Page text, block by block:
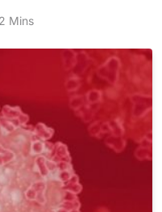
2 Mins